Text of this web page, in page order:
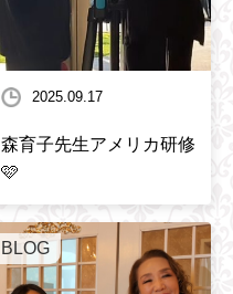
2025.09.17
森育子先生アメリカ研修
🩷
BLOG